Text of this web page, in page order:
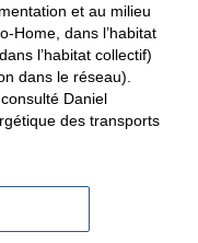
et au milieu
Home, dans l’habitat
l’habitat collectif)
dans le réseau).
Daniel
des transports